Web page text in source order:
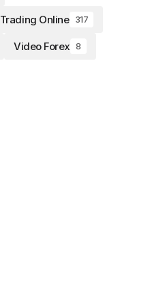
Trading Online 317
Video Forex 8